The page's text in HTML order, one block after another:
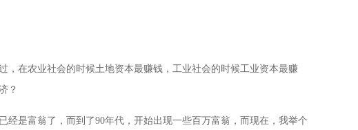
，在农业社会的时候土地资本最赚钱，工业社会的时候工业资本最赚
？
是富翁了，而到了90年代，开始出现一些百万富翁，而现在，我举个